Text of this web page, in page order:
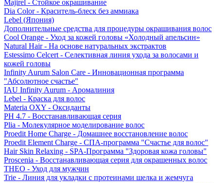
Majirel - Стойкое окрашивание
Dia Color - Краситель-блеск без аммиака
Lebel (Япония)
Дополнительные средства для процедуры окрашивания волос
Cool Orange - Уход за кожей головы «Холодный апельсин»
Natural Hair - На основе натуральных экстрактов
Estessimo Celcert - Селективная линия ухода за волосами и
кожей головы
Infinity Aurum Salon Care - Инновационная программа
"Абсолютное счастье"
IAU Infinity Aurum - Аромалиния
Lebel - Краска для волос
Materia OXY - Оксиданты
PH 4.7 - Восстанавливающая серия
Plia - Молекулярное моделирование волос
Proedit Home Charge - Домашнее восстановление волос
Proedit Element Charge - СПА-программа "Счастье для волос"
Hair Skin Relaxing - SPA-Программа "Здоровая кожа головы"
Proscenia - Восстанавливающая серия для окрашенных волос
THEO - Уход для мужчин
Trie - Линия для укладки с протеинами шелка и жемчуга